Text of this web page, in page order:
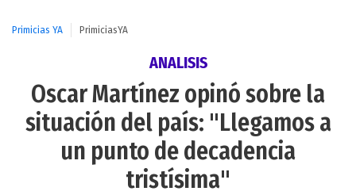
Primicias YA PrimiciasYA
ANALISIS
Oscar Martínez opinó sobre la
situación del país: "Llegamos a
un punto de decadencia
tristísima"